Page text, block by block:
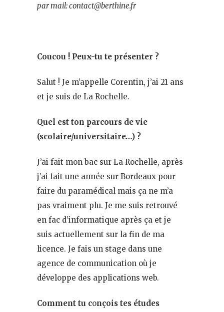
par mail: contact@berthine.fr
Coucou ! Peux-tu te présenter ?
Salut ! Je m’appelle Corentin, j’ai 21 ans
et je suis de La Rochelle.
Quel est ton parcours de vie
(scolaire/universitaire…) ?
J’ai fait mon bac sur La Rochelle, après
j’ai fait une année sur Bordeaux pour
faire du paramédical mais ça ne m’a
pas vraiment plu. Je me suis retrouvé
en fac d’informatique après ça et je
suis actuellement sur la fin de ma
licence. Je fais un stage dans une
agence de communication où je
développe des applications web.
Comment tu conçois tes études